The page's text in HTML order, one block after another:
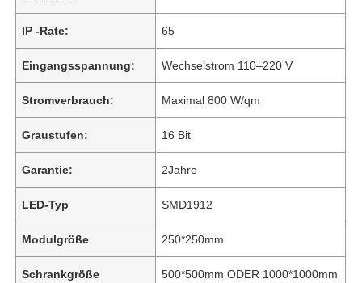
IP -Rate: 65
Eingangsspannung: Wechselstrom 110–220 V
Stromverbrauch: Maximal 800 W/qm
Graustufen: 16 Bit
Garantie: 2Jahre
LED-Typ SMD1912
Modulgröße 250*250mm
Schrankgröße 500*500mm ODER 1000*1000mm